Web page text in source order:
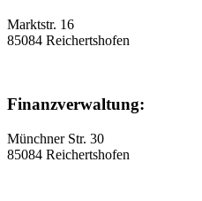
Marktstr. 16
85084 Reichertshofen
Finanzverwaltung:
Münchner Str. 30
85084 Reichertshofen